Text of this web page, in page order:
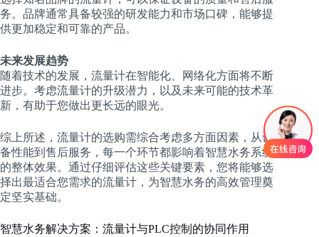
务。品牌通常具备较强的研发能力和市场口碑，能够提
供更加稳定和可靠的产品。
未来发展趋势
随着技术的发展，流量计在智能化、网络化方面将不断
进步。考虑流量计的升级潜力，以及未来可能的技术革
新，有助于您做出更长远的眼光。
综上所述，流量计的选购需综合考虑多方面因素，从设
备性能到售后服务，每一个环节都影响着智慧水务系统
的整体效果。通过仔细评估这些关键要素，您将能够选
择出最适合您需求的流量计，为智慧水务的高效管理奠
定坚实基础。
智慧水务解决方案：流量计与PLC控制的协同作用